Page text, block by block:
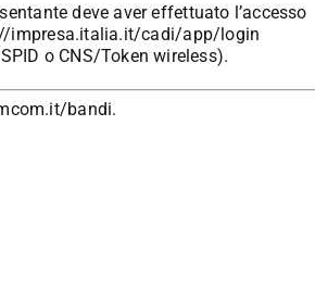
deve aver effettuato l’accesso
impresa.italia.it/cadi/app/login
o CNS/Token wireless).
bandi.